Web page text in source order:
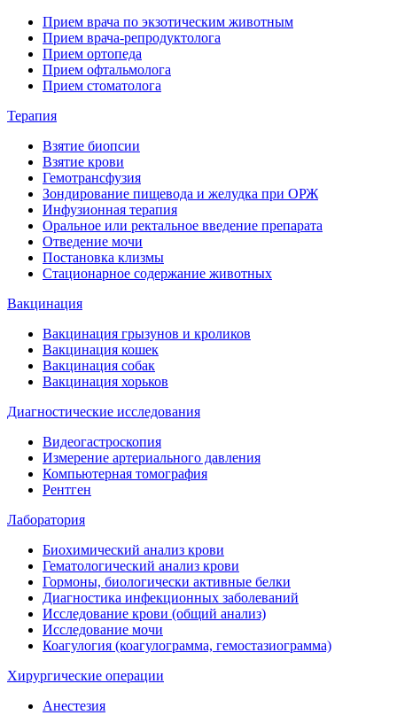
Прием врача по экзотическим животным
Прием врача-репродуктолога
Прием ортопеда
Прием офтальмолога
Прием стоматолога
Терапия
Взятие биопсии
Взятие крови
Гемотрансфузия
Зондирование пищевода и желудка при ОРЖ
Инфузионная терапия
Оральное или ректальное введение препарата
Отведение мочи
Постановка клизмы
Стационарное содержание животных
Вакцинация
Вакцинация грызунов и кроликов
Вакцинация кошек
Вакцинация собак
Вакцинация хорьков
Диагностические исследования
Видеогастроскопия
Измерение артериального давления
Компьютерная томография
Рентген
Лаборатория
Биохимический анализ крови
Гематологический анализ крови
Гормоны, биологически активные белки
Диагностика инфекционных заболеваний
Исследование крови (общий анализ)
Исследование мочи
Коагулогия (коагулограмма, гемостазиограмма)
Хирургические операции
Анестезия